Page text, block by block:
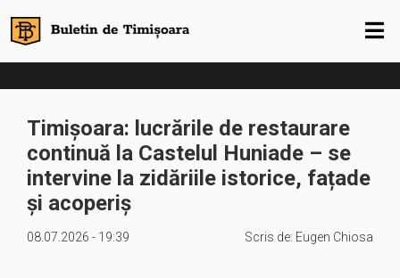
Timișoara: lucrările de restaurare
continuă la Castelul Huniade – se
intervine la zidăriile istorice, fațade
și acoperiș
08.07.2026 - 19:39 Scris de: Eugen Chiosa